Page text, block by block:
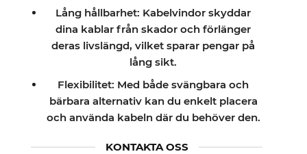
Lång hållbarhet: Kabelvindor skyddar
dina kablar från skador och förlänger
deras livslängd, vilket sparar pengar på
lång sikt.
Flexibilitet: Med både svängbara och
bärbara alternativ kan du enkelt placera
och använda kabeln där du behöver den.
KONTAKTA OSS